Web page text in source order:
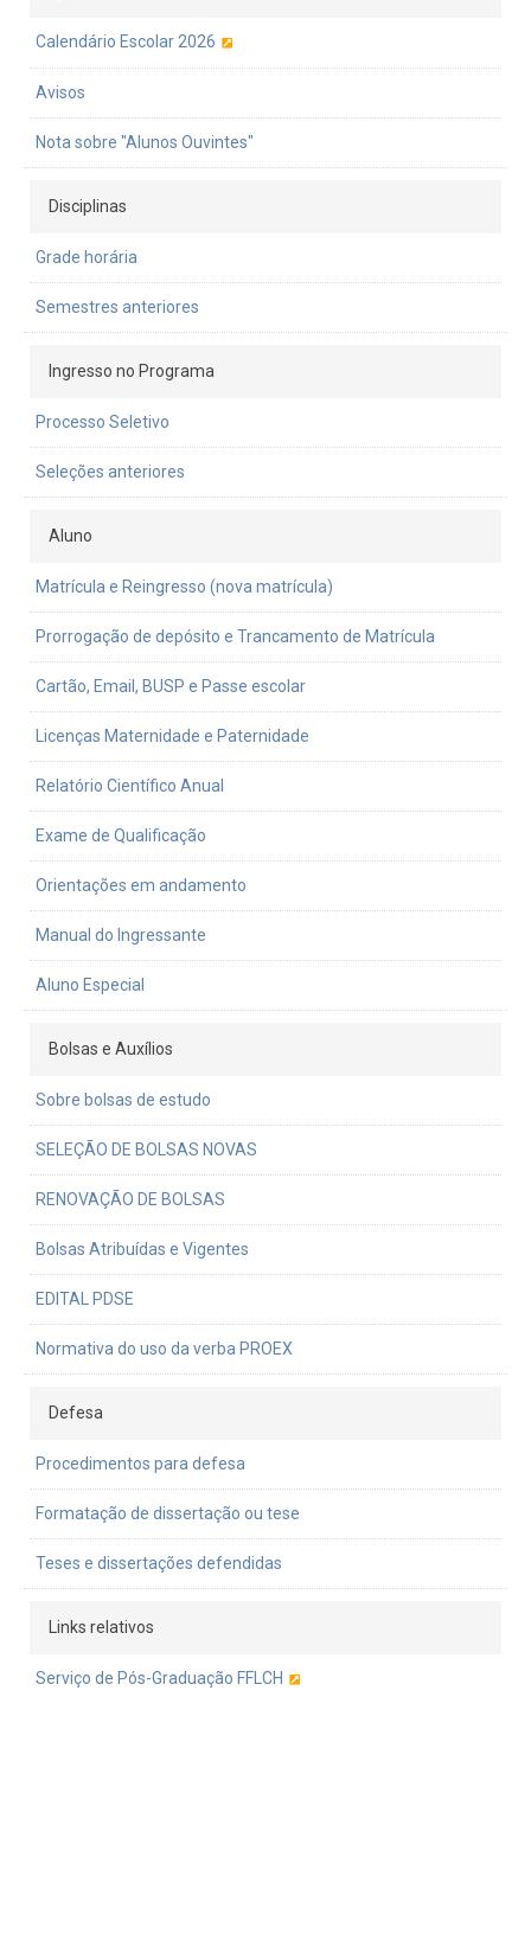
Calendário Escolar 2026
Avisos
Nota sobre "Alunos Ouvintes"
Disciplinas
Grade horária
Semestres anteriores
Ingresso no Programa
Processo Seletivo
Seleções anteriores
Aluno
Matrícula e Reingresso (nova matrícula)
Prorrogação de depósito e Trancamento de Matrícula
Cartão, Email, BUSP e Passe escolar
Licenças Maternidade e Paternidade
Relatório Científico Anual
Exame de Qualificação
Orientações em andamento
Manual do Ingressante
Aluno Especial
Bolsas e Auxílios
Sobre bolsas de estudo
SELEÇÃO DE BOLSAS NOVAS
RENOVAÇÃO DE BOLSAS
Bolsas Atribuídas e Vigentes
EDITAL PDSE
Normativa do uso da verba PROEX
Defesa
Procedimentos para defesa
Formatação de dissertação ou tese
Teses e dissertações defendidas
Links relativos
Serviço de Pós-Graduação FFLCH